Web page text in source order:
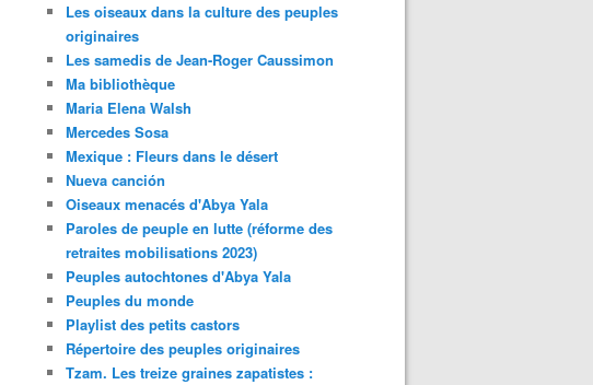
Les oiseaux dans la culture des peuples
originaires
Les samedis de Jean-Roger Caussimon
Ma bibliothèque
Maria Elena Walsh
Mercedes Sosa
Mexique : Fleurs dans le désert
Nueva canción
Oiseaux menacés d'Abya Yala
Paroles de peuple en lutte (réforme des
retraites mobilisations 2023)
Peuples autochtones d'Abya Yala
Peuples du monde
Playlist des petits castors
Répertoire des peuples originaires
Tzam. Les treize graines zapatistes :